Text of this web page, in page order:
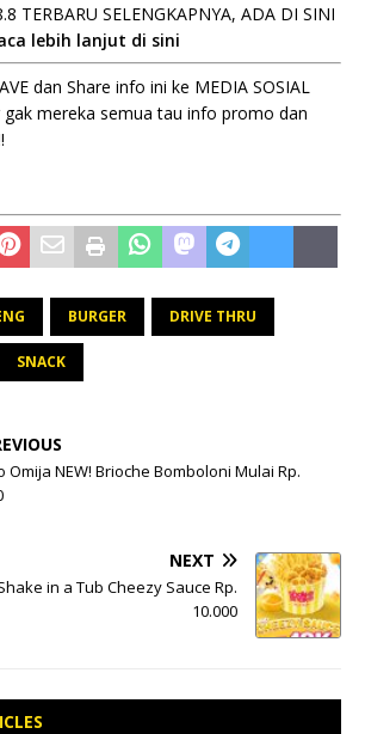
TERBARU SELENGKAPNYA, ADA DI SINI
lebih lanjut di sini
dan Share info ini ke MEDIA SOSIAL
gak mereka semua tau info promo dan
BURGER DRIVE THRU
SNACK
Omija NEW! Brioche Bomboloni Mulai Rp.
NEXT
in a Tub Cheezy Sauce Rp.
10.000